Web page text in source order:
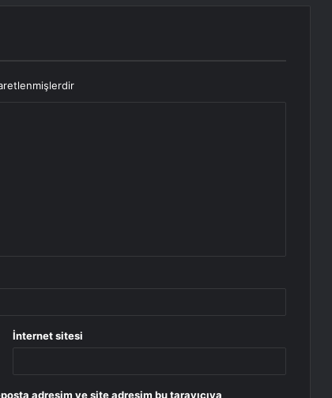
İnternet sitesi
adresim ve site adresim bu tarayıcıya